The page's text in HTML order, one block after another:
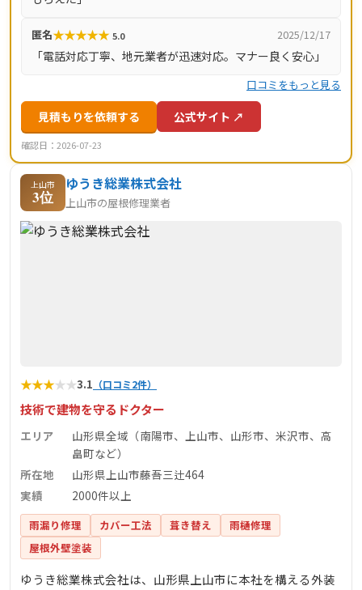
匿名★★★★★ 5.0 2025/12/17
「電話対応丁寧、地元業者が迅速対応。マナー良く安心」
口コミをもっと見る
見積もりを依頼する 公式サイト ↗
確認日：2026-07-23
上山市
3位
ゆうき総業株式会社
上山市の屋根修理業者
★★★★★3.1 （口コミ2件）
技術で建物を守るドクター
エリア
山形県全域（南陽市、上山市、山形市、米沢市、高
畠町など）
所在地
山形県上山市藤吾三辻464
実績
2000件以上
雨漏り修理 カバー工法 葺き替え
雨樋修理
屋根外壁塗装
ゆうき総業株式会社は、山形県上山市に本社を構える外装